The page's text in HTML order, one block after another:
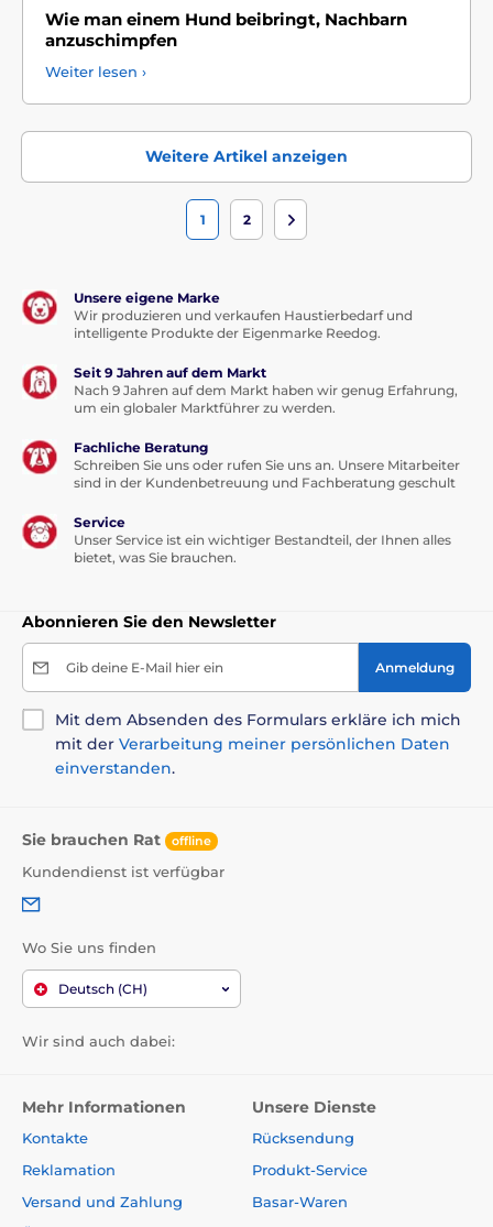
Wie man einem Hund beibringt, Nachbarn
anzuschimpfen
Weiter lesen ›
Weitere Artikel anzeigen
1 2
Unsere eigene Marke
Wir produzieren und verkaufen Haustierbedarf und
intelligente Produkte der Eigenmarke Reedog.
Seit 9 Jahren auf dem Markt
Nach 9 Jahren auf dem Markt haben wir genug Erfahrung,
um ein globaler Marktführer zu werden.
Fachliche Beratung
Schreiben Sie uns oder rufen Sie uns an. Unsere Mitarbeiter
sind in der Kundenbetreuung und Fachberatung geschult
Service
Unser Service ist ein wichtiger Bestandteil, der Ihnen alles
bietet, was Sie brauchen.
Abonnieren Sie den Newsletter
Gib deine E-Mail hier ein Anmeldung
Mit dem Absenden des Formulars erkläre ich mich
mit der Verarbeitung meiner persönlichen Daten
einverstanden.
Sie brauchen Rat offline
Kundendienst ist verfügbar
Wo Sie uns finden
Deutsch (CH)
Wir sind auch dabei:
Mehr Informationen
Kontakte
Reklamation
Versand und Zahlung
Unsere Dienste
Rücksendung
Produkt-Service
Basar-Waren